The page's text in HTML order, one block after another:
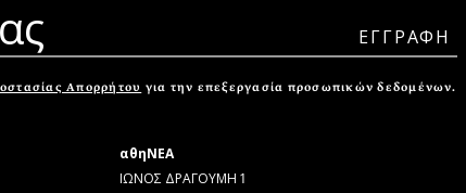
Απορρήτου για την επεξεργασία προσωπικών δεδομένων.
αθηΝΕΑ
ΙΩΝΟΣ ΔΡΑΓΟΥΜΗ 1